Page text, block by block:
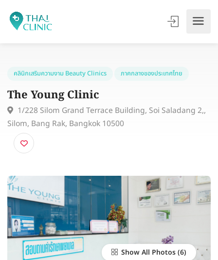
คลินิกเสริมความงาม Beauty Clinics
The Young Clinic
1/228 Silom Grand Terrace Building, Soi Saladang
Silom, Bang Rak, Bangkok 10500
Show All Photos